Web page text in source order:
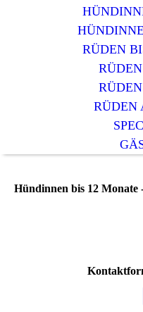
RÜDEN
RÜDEN
Hündinnen bis 12 Monate